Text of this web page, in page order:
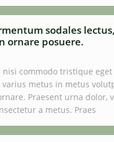
sodales
ornare posuere.
nisi commodo tristique eget
metus in metus
Praesent urna dolor,
a metus. Praes